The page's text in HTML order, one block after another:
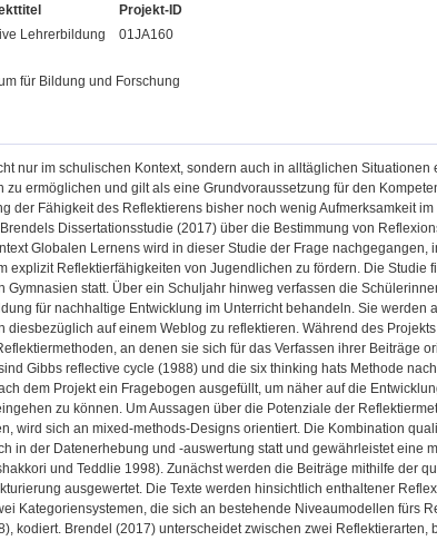
Projekt-ID
Lehrerbildung
01JA160
für Bildung und Forschung
nur im schulischen Kontext, sondern auch in alltäglichen
ermöglichen und gilt als eine Grundvoraussetzung für den
der Fähigkeit des Reflektierens bisher noch wenig Aufmerksamkeit
Dissertationsstudie (2017) über die Bestimmung von
Globalen Lernens wird in dieser Studie der Frage nachgegangen,
explizit Reflektierfähigkeiten von Jugendlichen zu fördern. Die Studie
Gymnasien statt. Über ein Schuljahr hinweg verfassen die
für nachhaltige Entwicklung im Unterricht behandeln. Sie werden
auf einem Weblog zu reflektieren. Während des
an denen sie sich für das Verfassen ihrer Beiträge
Gibbs reflective cycle (1988) und die six thinking hats Methode
dem Projekt ein Fragebogen ausgefüllt, um näher auf die
zu können. Um Aussagen über die Potenziale der
wird sich an mixed-methods-Designs orientiert. Die Kombination
in der Datenerhebung und -auswertung statt und gewährleistet eine
und Teddlie 1998). Zunächst werden die Beiträge mithilfe der
ausgewertet. Die Texte werden hinsichtlich enthaltener
Kategoriensystemen, die sich an bestehende Niveaumodellen fürs
kodiert. Brendel (2017) unterscheidet zwischen zwei Reflektierarten,